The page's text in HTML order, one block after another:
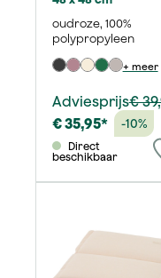
oudroze, 100%
polypropyleen
+ meer
Adviesprijs€
€ 35,95*
-10%
beschikbaar